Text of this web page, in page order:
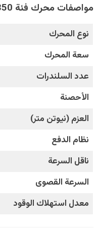
مواصفات محرك فئة gs 350 إف-سبورت (دفع خلفي)
نوع المحرك
سعة المحرك
عدد السلندرات
الأحصنة
العزم (نيوتن متر)
نظام الدفع
ناقل السرعة
السرعة القصوى
معدل استهلاك الوقود